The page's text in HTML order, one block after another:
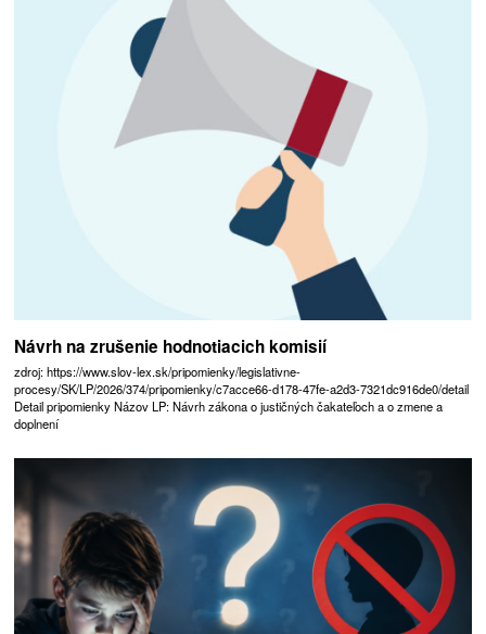
Návrh na zrušenie hodnotiacich komisií
zdroj: https://www.slov-lex.sk/pripomienky/legislativne-
procesy/SK/LP/2026/374/pripomienky/c7acce66-d178-47fe-a2d3-7321dc916de0/detail
Detail pripomienky Názov LP: Návrh zákona o justičných čakateľoch a o zmene a
doplnení